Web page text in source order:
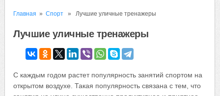
Главная »Спорт » Лучшие уличные тренажеры
Лучшие уличные тренажеры
С каждым годом растет популярность занятий спортом на
открытом воздухе. Такая популярность связана с тем, что